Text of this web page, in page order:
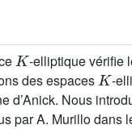
K
-elliptique vérifie
des espaces
K
-
d’Anick. Nous
par A. Murillo dans